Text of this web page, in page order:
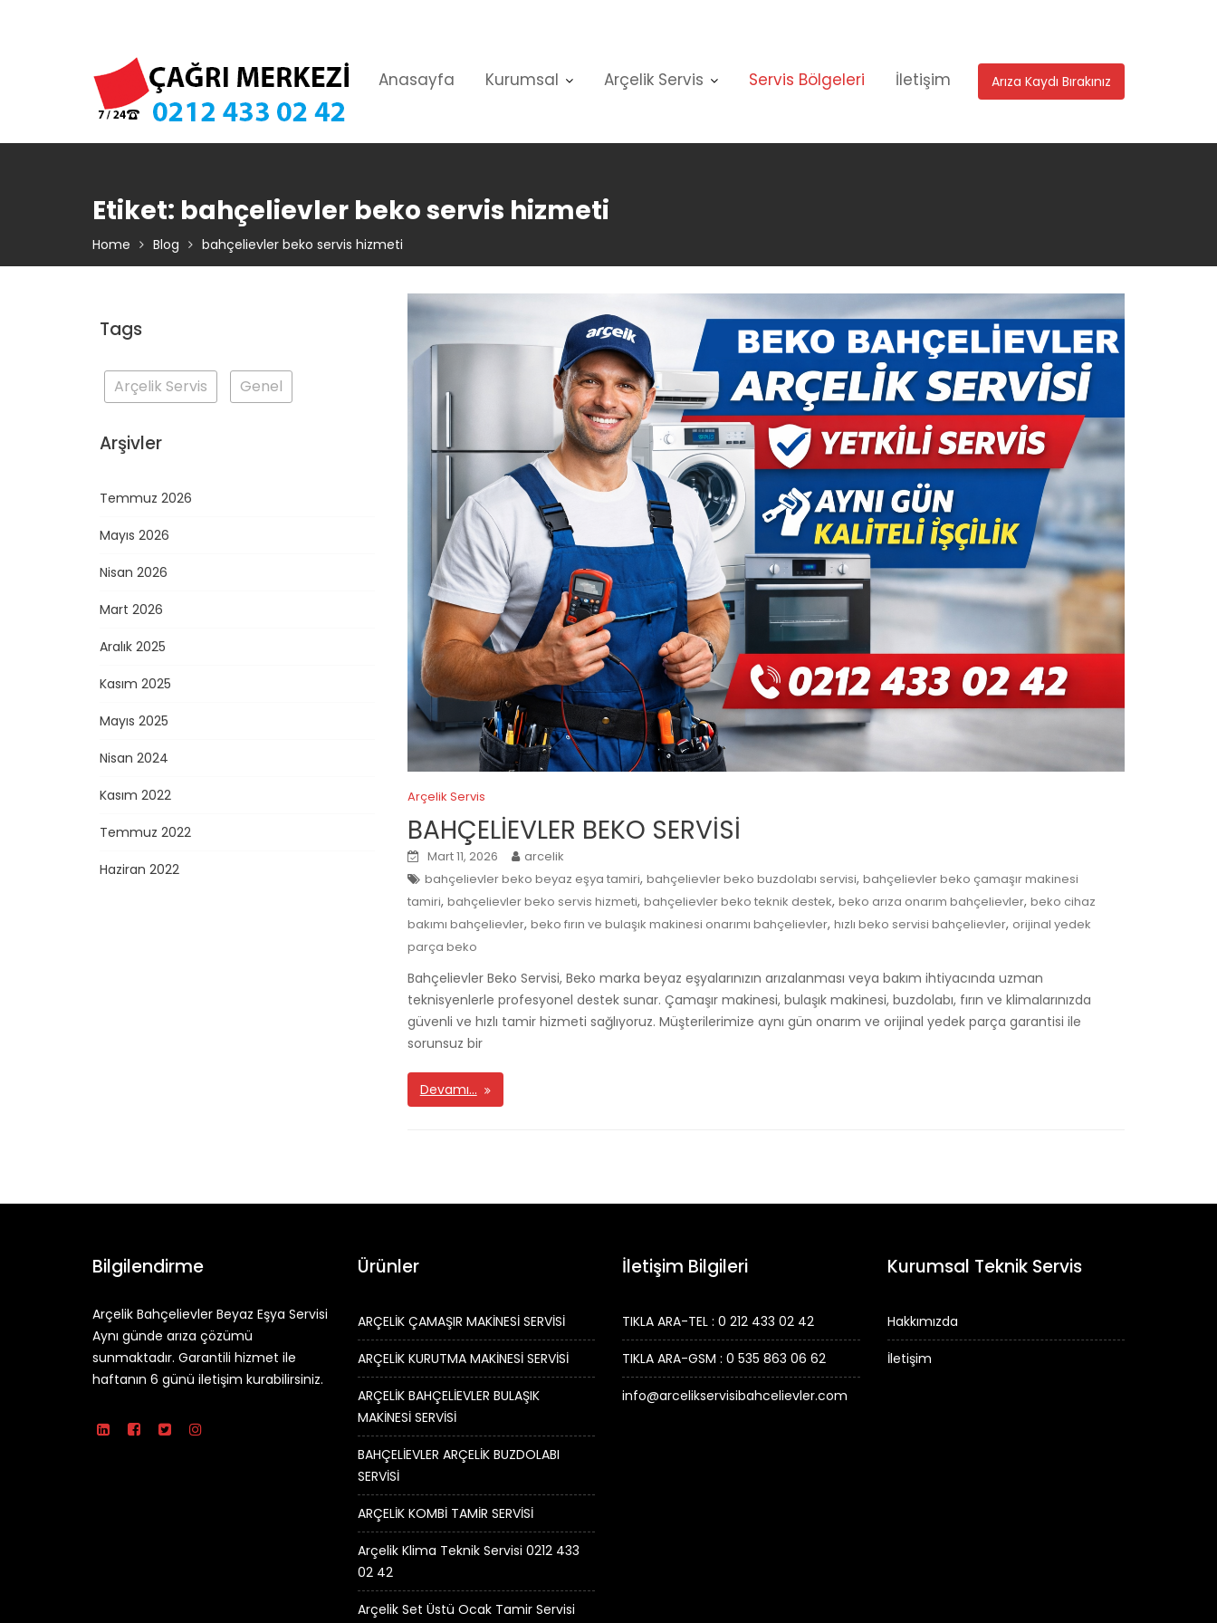
Arıza Kaydı Bırakınız
Anasayfa Kurumsal Arçelik Servis Servis Bölgeleri İletişim
Etiket: bahçelievler beko servis hizmeti
Home Blog bahçelievler beko servis hizmeti
Arçelik Servis
BAHÇELİEVLER BEKO SERVİSİ
Mart 11, 2026
arcelik
bahçelievler beko beyaz eşya tamiri, bahçelievler beko buzdolabı servisi, bahçelievler beko çamaşır makinesi
tamiri, bahçelievler beko servis hizmeti, bahçelievler beko teknik destek, beko arıza onarım bahçelievler, beko cihaz
bakımı bahçelievler, beko fırın ve bulaşık makinesi onarımı bahçelievler, hızlı beko servisi bahçelievler, orijinal yedek
parça beko
Bahçelievler Beko Servisi, Beko marka beyaz eşyalarınızın arızalanması veya bakım ihtiyacında uzman
teknisyenlerle profesyonel destek sunar. Çamaşır makinesi, bulaşık makinesi, buzdolabı, fırın ve klimalarınızda
güvenli ve hızlı tamir hizmeti sağlıyoruz. Müşterilerimize aynı gün onarım ve orijinal yedek parça garantisi ile
sorunsuz bir
Devamı…
Tags
Arçelik Servis Genel
Arşivler
Temmuz 2026
Mayıs 2026
Nisan 2026
Mart 2026
Aralık 2025
Kasım 2025
Mayıs 2025
Nisan 2024
Kasım 2022
Temmuz 2022
Haziran 2022
Bilgilendirme
Arçelik Bahçelievler Beyaz Eşya Servisi
Aynı günde arıza çözümü
sunmaktadır. Garantili hizmet ile
haftanın 6 günü iletişim kurabilirsiniz.
Ürünler
ARÇELİK ÇAMAŞIR MAKİNESİ SERVİSİ
ARÇELİK KURUTMA MAKİNESİ SERVİSİ
ARÇELİK BAHÇELİEVLER BULAŞIK
MAKİNESİ SERVİSİ
BAHÇELİEVLER ARÇELİK BUZDOLABI
SERVİSİ
ARÇELİK KOMBİ TAMİR SERVİSİ
Arçelik Klima Teknik Servisi 0212 433
02 42
Arçelik Set Üstü Ocak Tamir Servisi
İletişim Bilgileri
TIKLA ARA-TEL : 0 212 433 02 42
TIKLA ARA-GSM : 0 535 863 06 62
info@arcelikservisibahcelievler.com
Kurumsal Teknik Servis
Hakkımızda
İletişim